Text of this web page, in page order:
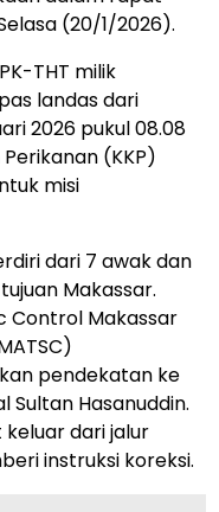
(20/1/2026).
THT milik
landas dari
2026 pukul 08.08
(KKP)
misi
dari 7 awak dan
Makassar.
Control Makassar
pendekatan ke
Sultan Hasanuddin.
dari jalur
instruksi koreksi.